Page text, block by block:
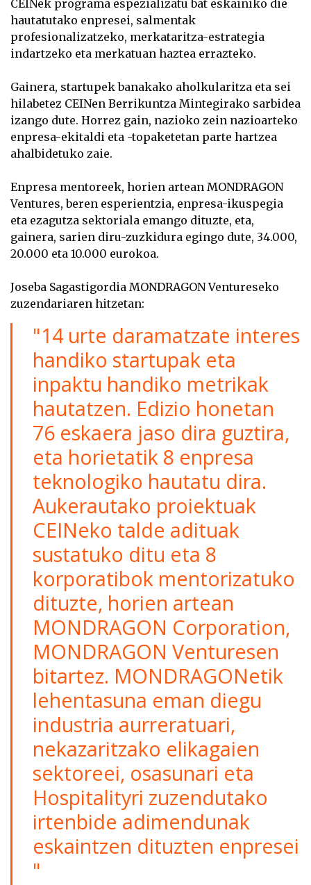
CEINek programa espezializatu bat eskainiko die
hautatutako enpresei, salmentak
profesionalizatzeko, merkataritza-estrategia
indartzeko eta merkatuan haztea errazteko.
Gainera, startupek banakako aholkularitza eta sei
hilabetez CEINen Berrikuntza Mintegirako sarbidea
izango dute. Horrez gain, nazioko zein nazioarteko
enpresa-ekitaldi eta -topaketetan parte hartzea
ahalbidetuko zaie.
Enpresa mentoreek, horien artean MONDRAGON
Ventures, beren esperientzia, enpresa-ikuspegia
eta ezagutza sektoriala emango dituzte, eta,
gainera, sarien diru-zuzkidura egingo dute, 34.000,
20.000 eta 10.000 eurokoa.
Joseba Sagastigordia MONDRAGON Ventureseko
zuzendariaren hitzetan:
"14 urte daramatzate interes
handiko startupak eta
inpaktu handiko metrikak
hautatzen. Edizio honetan
76 eskaera jaso dira guztira,
eta horietatik 8 enpresa
teknologiko hautatu dira.
Aukerautako proiektuak
CEINeko talde adituak
sustatuko ditu eta 8
korporatibok mentorizatuko
dituzte, horien artean
MONDRAGON Corporation,
MONDRAGON Venturesen
bitartez. MONDRAGONetik
lehentasuna eman diegu
industria aurreratuari,
nekazaritzako elikagaien
sektoreei, osasunari eta
Hospitalityri zuzendutako
irtenbide adimendunak
eskaintzen dituzten enpresei
"